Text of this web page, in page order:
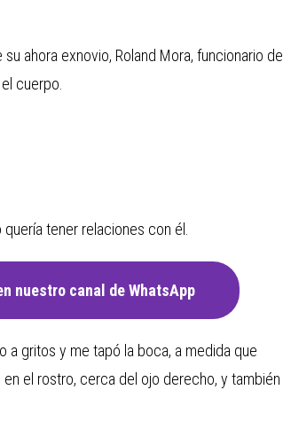
ahora exnovio, Roland Mora, funcionario del
cuerpo.
tener relaciones con él.
nuestro canal de WhatsApp
a gritos y me tapó la boca, a medida que
el rostro, cerca del ojo derecho, y también